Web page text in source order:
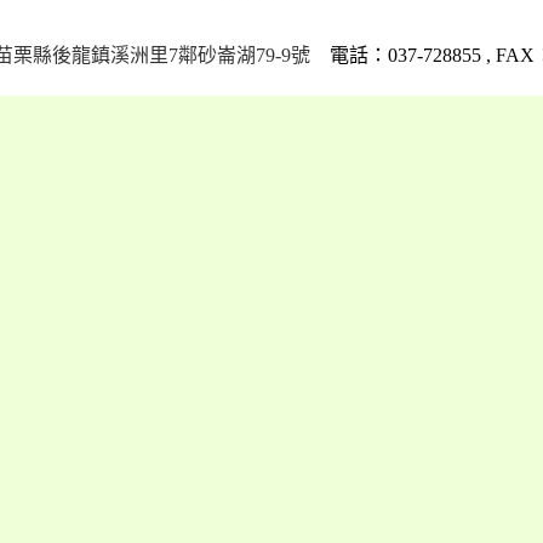
栗縣後龍鎮溪洲里7鄰砂崙湖79-9號電話：037-728855 , FAX